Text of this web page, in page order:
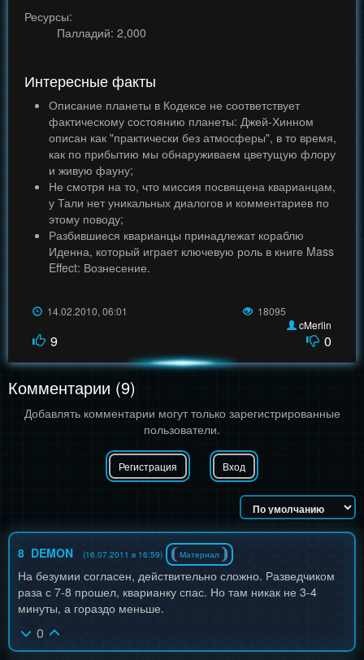
Ресурсы:
Палладий: 2,000
Интересные факты
Описание планеты в Кодексе не соответствует
фактическому состоянию планеты: Джей-Хинном
описан как "практически без атмосферы", в то время,
как по прибытию мы обнаруживаем цветущую флору
и живую фауну;
Не смотря на то, что миссия посвящена кварианцам,
у Тали нет уникальных диалогов и комментариев по
этому поводу;
Разбившиеся кварианцы принадлежат кораблю
Иденна, который играет ключевую роль в книге Mass
Effect: Вознесение.
14.02.2010, 06:01
18095
cMerlin
9 0
Комментарии (9)
Добавлять комментарии могут только зарегистрированные
пользователи.
Регистрация Вход
8 DEMON (16.07.2011 в 16:59) Материал
На безумии согласен, действительно сложно. Разведчиком
раза с 7-8 прошел, кварианку спас. Но там никак не 3-4
минуты, а гораздо меньше.
0